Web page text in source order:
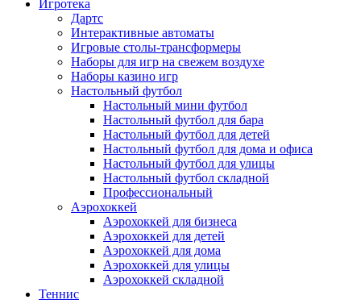
Игротека
Дартс
Интерактивные автоматы
Игровые столы-трансформеры
Наборы для игр на свежем воздухе
Наборы казино игр
Настольный футбол
Настольный мини футбол
Настольный футбол для бара
Настольный футбол для детей
Настольный футбол для дома и офиса
Настольный футбол для улицы
Настольный футбол складной
Профессиональный
Аэрохоккей
Аэрохоккей для бизнеса
Аэрохоккей для детей
Аэрохоккей для дома
Аэрохоккей для улицы
Аэрохоккей складной
Теннис